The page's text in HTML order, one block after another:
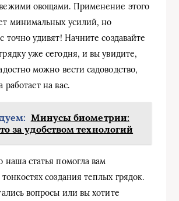
овощами. Применение этого
минимальных усилий, но
точно удивят! Начните создавайте
уже сегодня, и вы увидите,
можно вести садоводство,
работает на вас.
Минусы биометрии:
за удобством технологий
наша статья помогла вам
тонкостях создания теплых грядок.
вопросы или вы хотите